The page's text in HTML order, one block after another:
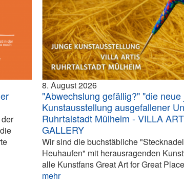
8. August 2026
"Abwechslung gefällig?" "die neue
Kunstausstellung ausgefallener
Ruhrtalstadt Mülheim - VILLA
GALLERY
Wir sind die buchstäbliche
Heuhaufen" mit herausragenden
alle Kunstfans Great Art for Great
mehr